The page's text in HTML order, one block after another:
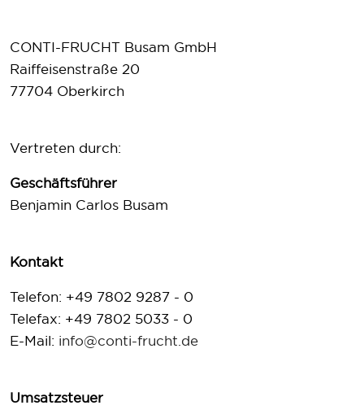
CONTI-FRUCHT Busam GmbH
Raiffeisenstraße 20
77704 Oberkirch
Vertreten durch:
Geschäftsführer
Benjamin Carlos Busam
Kontakt
Telefon: +49 7802 9287 - 0
Telefax: +49 7802 5033 - 0
E-Mail: info@conti-frucht.de
Umsatzsteuer